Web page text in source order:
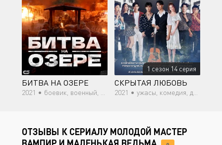
БИТВА НА ОЗЕРЕ
2021 • боевик, военный, драма, история
1 сезон 14 серия
СКРЫТАЯ ЛЮБОВЬ
2021 • ужасы, комедия, драма, сверхъестественное
ОТЗЫВЫ К СЕРИАЛУ МОЛОДОЙ МАСТЕР